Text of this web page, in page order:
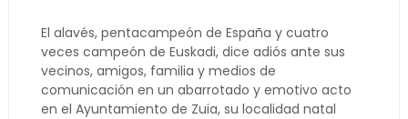
El alavés, pentacampeón de España y cuatro
veces campeón de Euskadi, dice adiós ante sus
vecinos, amigos, familia y medios de
comunicación en un abarrotado y emotivo acto
en el Ayuntamiento de Zuia, su localidad natal